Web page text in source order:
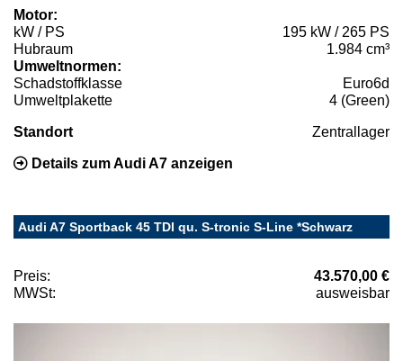
Motor:
kW / PS
195 kW / 265 PS
Hubraum
1.984 cm³
Umweltnormen:
Schadstoffklasse
Euro6d
Umweltplakette
4 (Green)
Standort Zentrallager
Details zum Audi A7 anzeigen
Audi A7 Sportback 45 TDI qu. S-tronic S-Line *Schwarz
Preis:
43.570,00 €
MWSt:
ausweisbar